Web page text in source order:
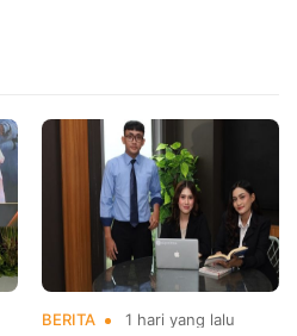
BERITA 1 hari yang lalu